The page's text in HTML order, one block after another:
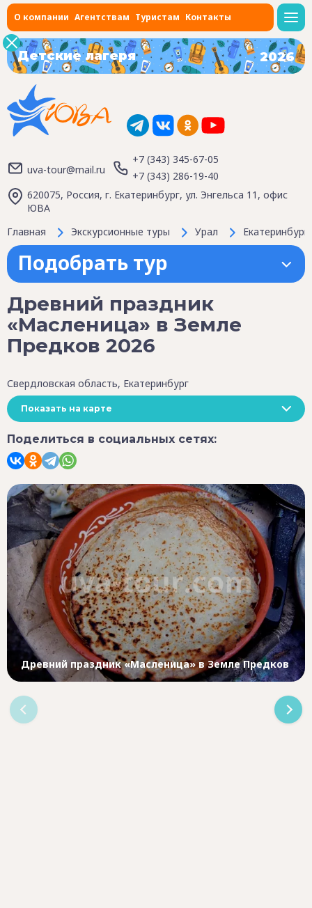
О компании Агентствам Туристам Контакты
Детские лагеря 2026
uva-tour@mail.ru
+7 (343) 345-67-05
+7 (343) 286-19-40
620075, Россия, г. Екатеринбург, ул. Энгельса 11, офис
ЮВА
Главная
Экскурсионные туры Урал Екатеринбург
Подобрать тур
Древний праздник
«Масленица» в Земле
Предков 2026
Свердловская область, Екатеринбург
Показать на карте
Поделиться в социальных сетях:
Древний праздник «Масленица» в Земле Предков